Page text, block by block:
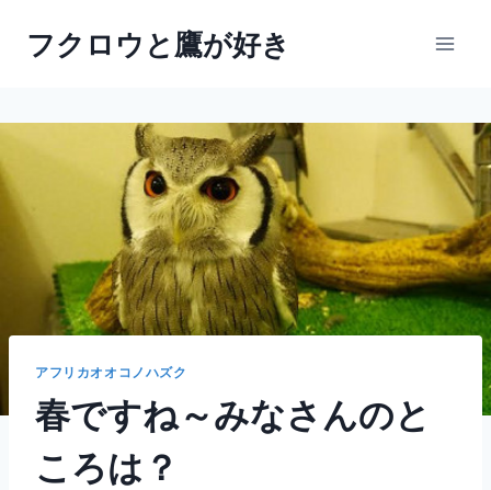
キ
ッ
プ
フクロウと鷹が好き
アフリカオオコノハズク
春ですね～みなさんのと
ころは？